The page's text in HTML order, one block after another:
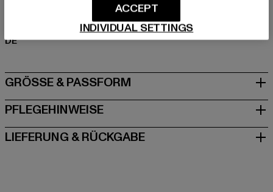
Hersteller: TB International GmbH |
Dr.-Robert-Murjahn-Straße 7 | 64372 Ober-Ramstadt |
DE
GRÖSSE & PASSFORM
PFLEGEHINWEISE
LIEFERUNG & RÜCKGABE
INDIVIDUAL SETTINGS
ACCEPT